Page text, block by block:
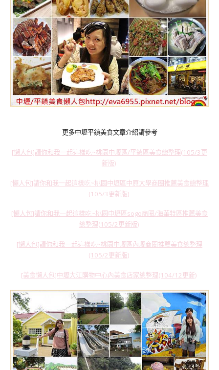
更多中壢平鎮美食文章介紹請參考
[懶人包]請你和我一起這樣吃~桃園中壢區/平鎮區美食總整理(105/3更
新版)
[懶人包]請你和我一起這樣吃~桃園中壢區中原大學商圈推薦美食總整理
(105/3更新版)
[懶人包]請你和我一起這樣吃~桃園中壢區sogo商圈/海華特區推薦美食
總整理(105/2更新版)
[懶人包]請你和我一起這樣吃~桃園中壢區內壢商圈推薦美食總整理
(105/2更新版)
[美食懶人包]中壢大江購物中心內美食店家總整理(104/12更新)